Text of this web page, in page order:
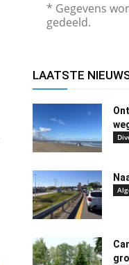
* Gegevens
gedeeld.
LAATSTE